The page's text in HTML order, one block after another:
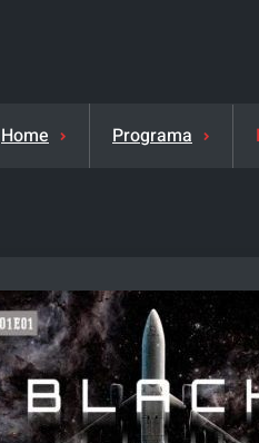
Home Programa